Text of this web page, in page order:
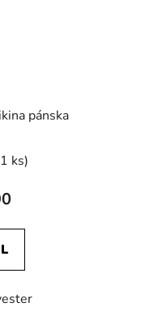
pánska
ks)